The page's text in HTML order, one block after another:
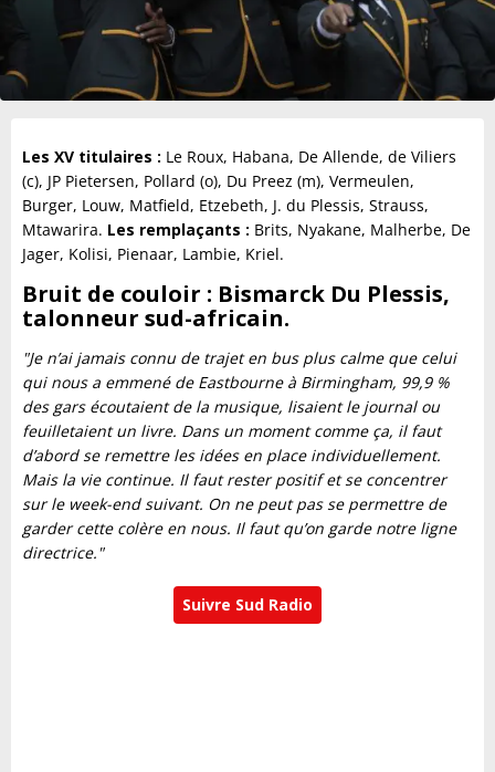
Les XV titulaires : Le Roux, Habana, De Allende, de Viliers
(c), JP Pietersen, Pollard (o), Du Preez (m), Vermeulen,
Burger, Louw, Matfield, Etzebeth, J. du Plessis, Strauss,
Mtawarira. Les remplaçants : Brits, Nyakane, Malherbe, De
Jager, Kolisi, Pienaar, Lambie, Kriel.
Bruit de couloir : Bismarck Du Plessis,
talonneur sud-africain.
"Je n’ai jamais connu de trajet en bus plus calme que celui
qui nous a emmené de Eastbourne à Birmingham, 99,9 %
des gars écoutaient de la musique, lisaient le journal ou
feuilletaient un livre. Dans un moment comme ça, il faut
d’abord se remettre les idées en place individuellement.
Mais la vie continue. Il faut rester positif et se concentrer
sur le week-end suivant. On ne peut pas se permettre de
garder cette colère en nous. Il faut qu’on garde notre ligne
directrice."
Suivre Sud Radio